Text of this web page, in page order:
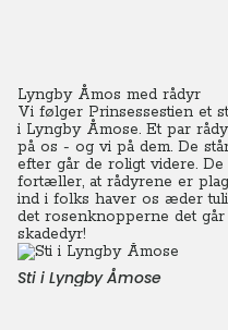
Lyngby Åmos med rådyr
Vi følger Prinsessestien et
i Lyngby Åmose. Et par
på os - og vi på dem. De
efter går de roligt videre.
fortæller, at rådyrene er
ind i folks haver os æder
det rosenknopperne det
skadedyr!
Sti i Lyngby Åmose